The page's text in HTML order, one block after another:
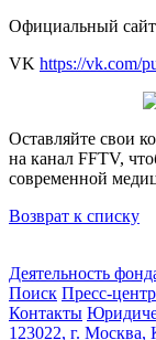
Официальный сайт
VK https://vk.com/
Оставляйте свои
на канал FFTV,
современной
Возврат к списку
Деятельность
Поиск Пресс-
Контакты
123022, г. Москва,